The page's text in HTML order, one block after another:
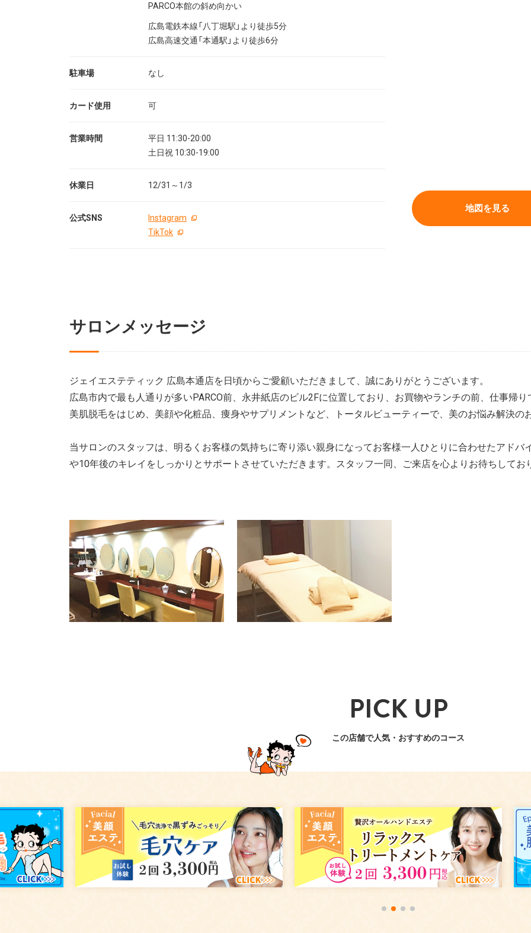
PARCO本館の斜め向かい
広島電鉄本線「八丁堀駅」より徒歩5分
広島高速交通「本通駅」より徒歩6分
駐車場 なし
カード使用 可
営業時間
平日 11:30-20:00
土日祝 10:30-19:00
休業日 12/31～1/3
公式SNS
Instagram
TikTok
地図を見る
サロンメッセージ
ジェイエステティック 広島本通店を日頃からご愛顧いただきまして、誠にありがとうございます。
広島市内で最も人通りが多いPARCO前、永井紙店のビル2Fに位置しており、お買物やランチの前、仕事帰り
美肌脱毛をはじめ、美顔や化粧品、痩身やサプリメントなど、トータルビューティーで、美のお悩み解決の
当サロンのスタッフは、明るくお客様の気持ちに寄り添い親身になってお客様一人ひとりに合わせたアドバ
や10年後のキレイをしっかりとサポートさせていただきます。スタッフ一同、ご来店を心よりお待ちしてお
PICK UP
この店舗で人気・おすすめのコース